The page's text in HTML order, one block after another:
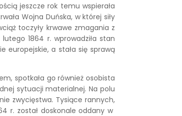
jeszcze rok temu wspierała
Wojna Duńska, w której siły
toczyły krwawe zmagania z
1864 r. wprowadziła stan
europejskie, a stała się sprawą
spotkała go również osobista
sytuacji materialnej. Na polu
zwycięstwa. Tysiące rannych,
r. został doskonale oddany w